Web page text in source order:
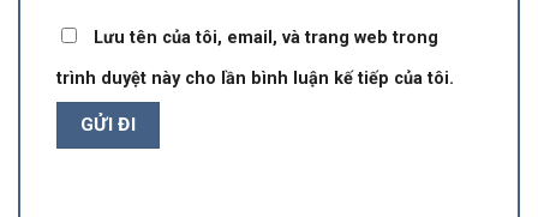
Lưu tên của tôi, email, và trang web trong
trình duyệt này cho lần bình luận kế tiếp của tôi.